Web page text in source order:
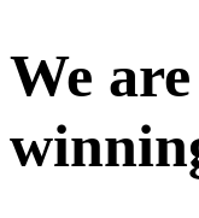
We are